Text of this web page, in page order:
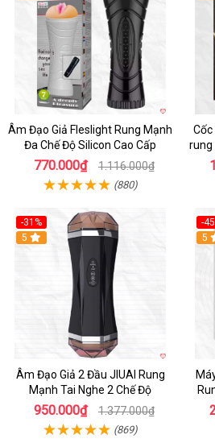
Âm Đạo Giả Fleslight Rung Mạnh
Đa Chế Độ Silicon Cao Cấp
770.000₫ 1.116.000₫
(880)
rung
-31%
5
Âm Đạo Giả 2 Đầu JIUAI Rung
Mạnh Tai Nghe 2 Chế Độ
950.000₫ 1.377.000₫
(869)
-
Hot
5